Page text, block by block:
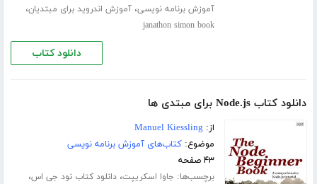
آموزش برنامه نویسی،آموزش اندروید برای مبتدیان،
janathon simon book
دانلود کتاب
دانلود کتاب Node.js برای مبتدی ها
از:Manuel Kiessling
موضوع:کتاب‌های آموزش برنامه نویسی
۴۳ صفحه
برچسب‌ها: جاوا اسکریپت،دانلود کتاب نود جی اس،